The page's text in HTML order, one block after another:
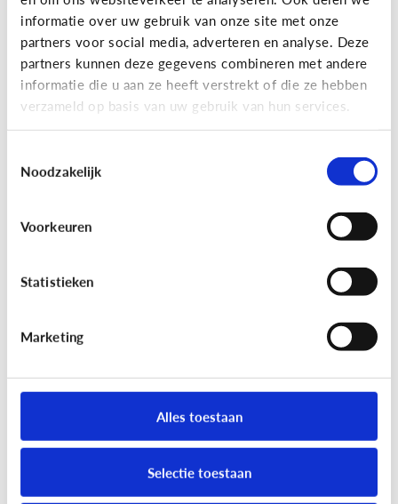
informatie over uw gebruik van onze site met onze
partners voor social media, adverteren en analyse. Deze
partners kunnen deze gegevens combineren met andere
informatie die u aan ze heeft verstrekt of die ze hebben
verzameld op basis van uw gebruik van hun services.
Noodzakelijk
Voorkeuren
Statistieken
Marketing
Alles toestaan
Selectie toestaan
Bijzonder digitaal
Mijn kind is slechtziend of blind.
Welke apps of toepassingen
Mijn kind heeft moeite met
schrijven en spelling. Welke apps
of toepassingen kunnen helpen?